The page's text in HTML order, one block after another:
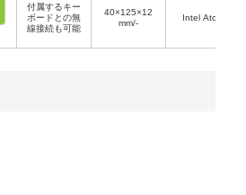
付属するキー
ボードとの無
線接続も可能
40×125×12
mm/-
Intel Atom